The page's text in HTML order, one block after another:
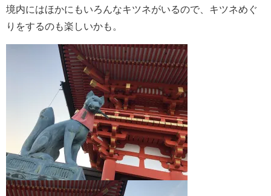
境内にはほかにもいろんなキツネがいるので、キツネめぐ
りをするのも楽しいかも。